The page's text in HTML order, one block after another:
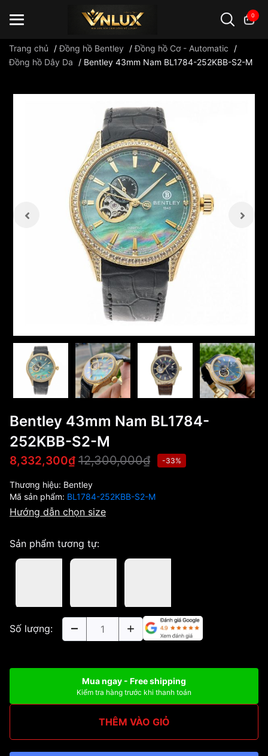
0
Trang chủ /Đồng hồ Bentley /Đồng hồ Cơ - Automatic
/
Đồng hồ Dây Da
/ Bentley 43mm Nam BL1784-252KBB-S2-M
Bentley 43mm Nam BL1784-
252KBB-S2-M
8,332,300₫ 12,300,000₫ -33%
Thương hiệu: Bentley
Mã sản phẩm: BL1784-252KBB-S2-M
Hướng dẫn chọn size
Sản phẩm tương tự:
Số lượng:
Mua ngay - Free shipping
Kiểm tra hàng trước khi thanh toán
THÊM VÀO GIỎ